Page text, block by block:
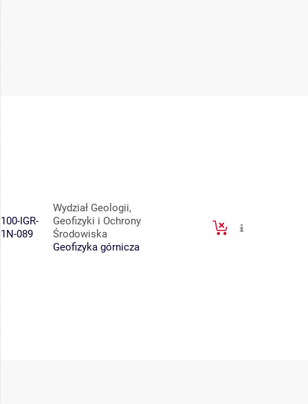
100-IGR-
1N-089
Wydział Geologii,
Geofizyki i Ochrony
Środowiska
Geofizyka górnicza